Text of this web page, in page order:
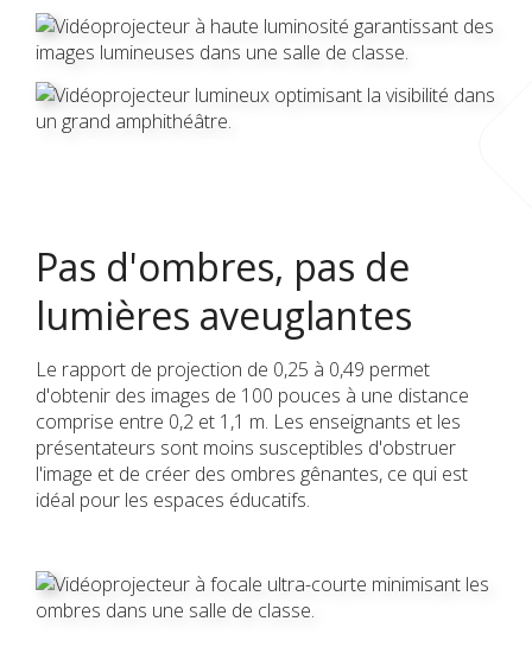
Pas d'ombres, pas de
lumières aveuglantes
Le rapport de projection de 0,25 à 0,49 permet
d'obtenir des images de 100 pouces à une distance
comprise entre 0,2 et 1,1 m. Les enseignants et les
présentateurs sont moins susceptibles d'obstruer
l'image et de créer des ombres gênantes, ce qui est
idéal pour les espaces éducatifs.